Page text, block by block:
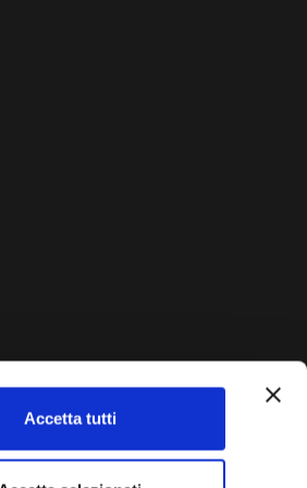
Accetta tutti